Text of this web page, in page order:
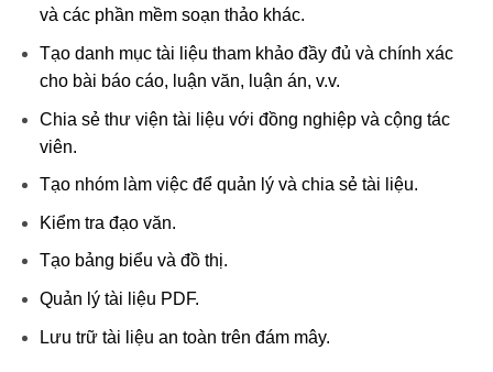
và các phần mềm soạn thảo khác.
Tạo danh mục tài liệu tham khảo đầy đủ và chính xác
cho bài báo cáo, luận văn, luận án, v.v.
Chia sẻ thư viện tài liệu với đồng nghiệp và cộng tác
viên.
Tạo nhóm làm việc để quản lý và chia sẻ tài liệu.
Kiểm tra đạo văn.
Tạo bảng biểu và đồ thị.
Quản lý tài liệu PDF.
Lưu trữ tài liệu an toàn trên đám mây.